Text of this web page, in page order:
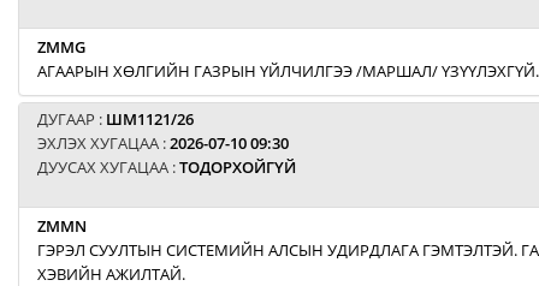
ZMMG
АГААРЫН ХӨЛГИЙН ГАЗРЫН ҮЙЛЧИЛГЭЭ /МАРШАЛ/ ҮЗҮҮЛЭХГҮЙ.
ДУГААР : ШМ1121/26
ЭХЛЭХ ХУГАЦАА :2026-07-10 09:30
ДУУСАХ ХУГАЦАА :ТОДОРХОЙГҮЙ
ZMMN
ГЭРЭЛ СУУЛТЫН СИСТЕМИЙН АЛСЫН УДИРДЛАГА ГЭМТЭЛТЭЙ.
ХЭВИЙН АЖИЛТАЙ.